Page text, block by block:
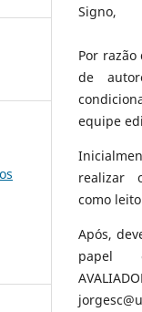
Signo,
Por
de
equipe
realizar
como
Após,
papel